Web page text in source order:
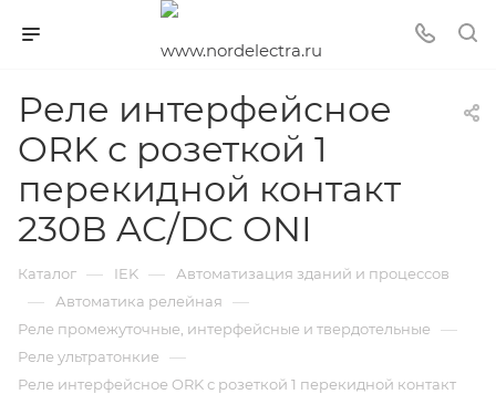
Реле интерфейсное
ORK с розеткой 1
перекидной контакт
230В AC/DC ONI
Каталог — IEK — Автоматизация зданий и процессов
— Автоматика релейная —
Реле промежуточные, интерфейсные и твердотельные —
Реле ультратонкие —
Реле интерфейсное ORK с розеткой 1 перекидной контакт